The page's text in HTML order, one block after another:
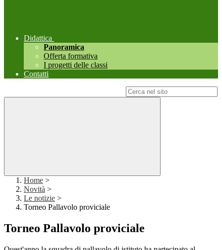
Didattica
Panoramica
Offerta formativa
I progetti delle classi
Contatti
Home >
Novità >
Le notizie >
Torneo Pallavolo proviciale
Torneo Pallavolo proviciale